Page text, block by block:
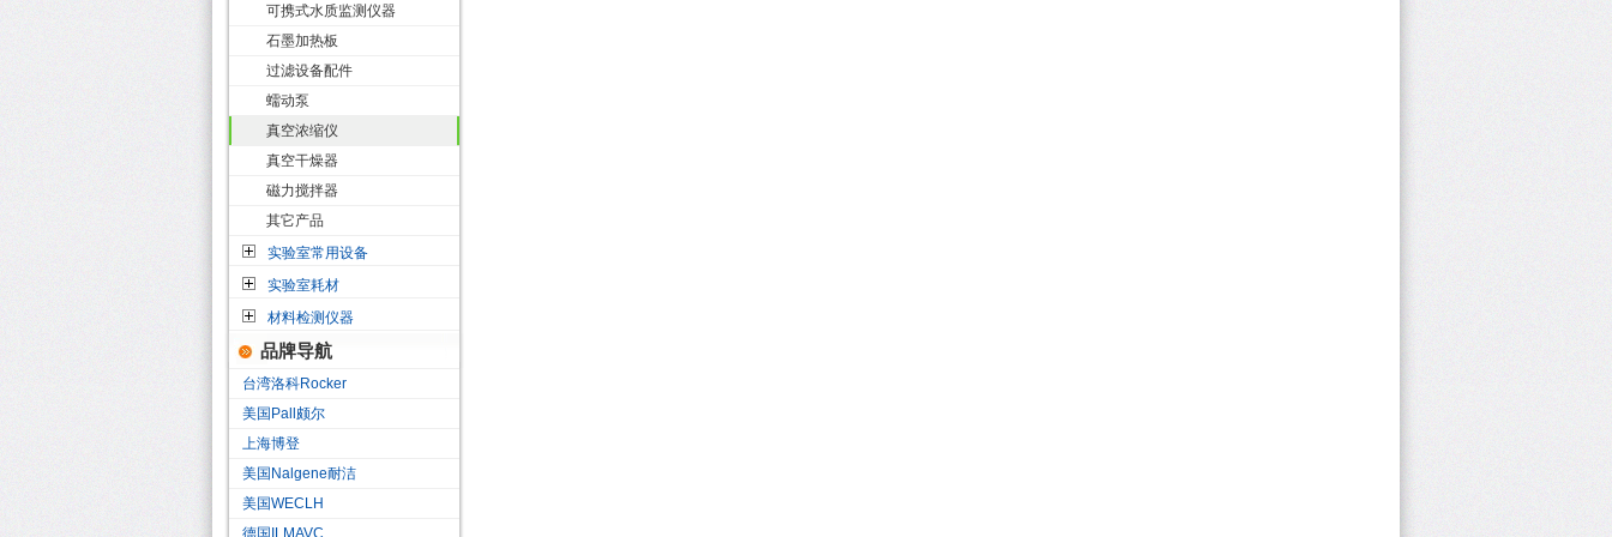
可携式水质监测仪器
石墨加热板
过滤设备配件
蠕动泵
真空浓缩仪
真空干燥器
磁力搅拌器
其它产品
实验室常用设备
实验室耗材
材料检测仪器
品牌导航
台湾洛科Rocker
美国Pall颇尔
上海博登
美国Nalgene耐洁
美国WECLH
德国ILMAVC